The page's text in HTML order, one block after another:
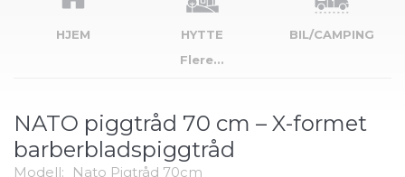
HJEM HYTTE
BIL/CAMPING
Flere...
NATO piggtråd 70 cm – X-formet
barberbladspiggtråd
Modell: Nato Pigtråd 70cm